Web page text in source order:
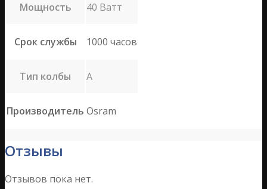
Мощность 40 Ватт
Срок службы 1000 часов
Тип колбы A
Производитель Osram
Отзывы
Отзывов пока нет.